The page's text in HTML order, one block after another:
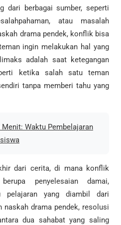
dari berbagai sumber, seperti
atau masalah
drama pendek, konflik bisa
ingin melakukan hal yang
adalah saat ketegangan
ketika salah satu teman
tanpa memberi tahu yang
Menit: Waktu Pembelajaran
dari cerita, di mana konflik
penyelesaian damai,
pelajaran yang diambil dari
naskah drama pendek, resolusi
dua sahabat yang saling